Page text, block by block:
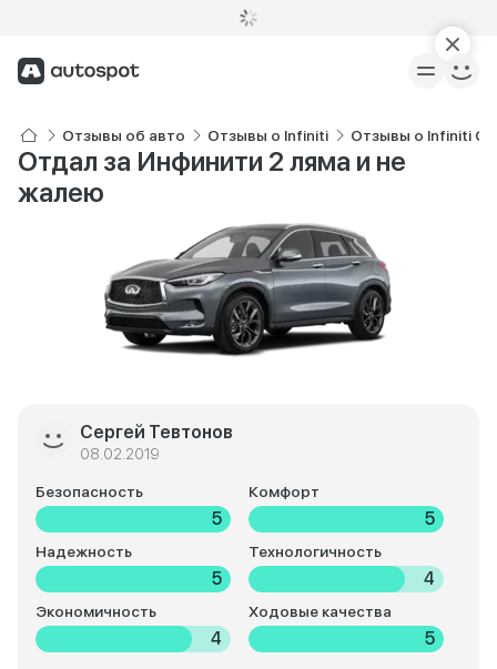
Отзывы об авто Отзывы о Infiniti Отзывы о Infiniti
Отдал за Инфинити 2 ляма и не
жалею
Сергей Тевтонов
08.02.2019
Безопасность
5
Комфорт
5
Надежность
5
Технологичность
4
Экономичность
4
Ходовые качества
5